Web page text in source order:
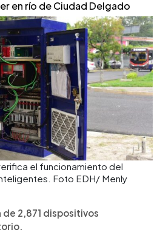
en río de Ciudad Delgado
el funcionamiento del
Foto EDH/ Menly
2,871 dispositivos